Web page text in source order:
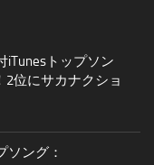
iTunesトップソン
2位にサカナクショ
ソング：